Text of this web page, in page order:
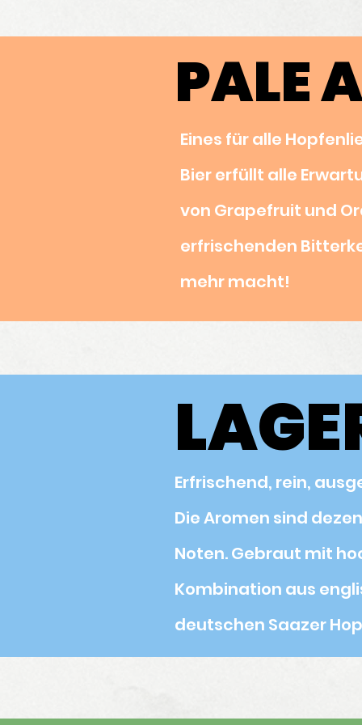
PALE
PALE
Eines für alle
Bier erfüllt alle
von Grapefruit und
erfrischenden
mehr macht!
Erfrischend, rein,
Die Aromen sind
Noten. Gebraut mit
Kombination aus
deutschen Saazer